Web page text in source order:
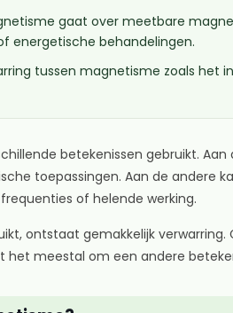
gaat over meetbare
energetische behandelingen.
tussen magnetisme zoals het
betekenissen gebruikt.
toepassingen. Aan de andere
of helende werking.
ontstaat gemakkelijk
meestal om een andere